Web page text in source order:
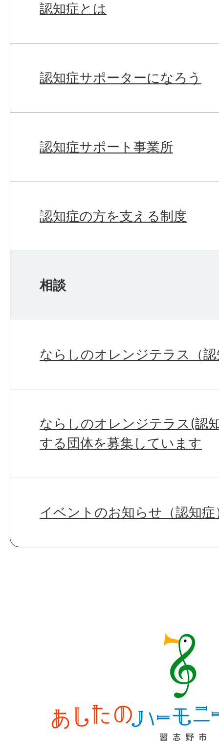
認知症とは
認知症サポーターになろう
認知症サポート事業所
認知症の方を支える制度
相談
ならしのオレンジテラス（
ならしのオレンジテラス(認
する団体を募集しています
イベントのお知らせ（認知症